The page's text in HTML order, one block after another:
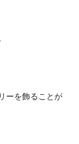
ーを飾ることが